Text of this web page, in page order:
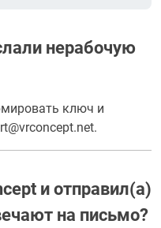
нерабочую
ключ и
и отправил(а)
на письмо?